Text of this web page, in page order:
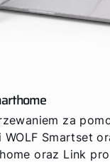
za
Smartset
oraz Link